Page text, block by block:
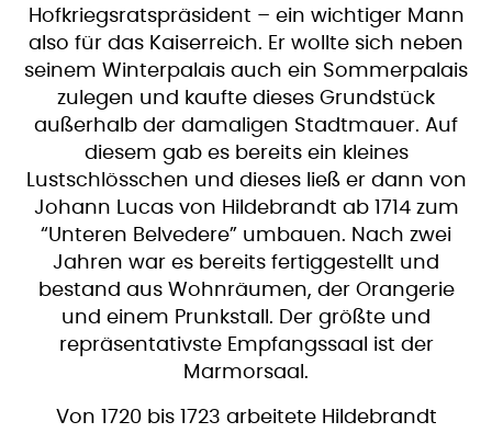
Hofkriegsratspräsident – ein wichtiger Mann
also für das Kaiserreich. Er wollte sich neben
seinem Winterpalais auch ein Sommerpalais
zulegen und kaufte dieses Grundstück
außerhalb der damaligen Stadtmauer. Auf
diesem gab es bereits ein kleines
Lustschlösschen und dieses ließ er dann von
Johann Lucas von Hildebrandt ab 1714 zum
“Unteren Belvedere” umbauen. Nach zwei
Jahren war es bereits fertiggestellt und
bestand aus Wohnräumen, der Orangerie
und einem Prunkstall. Der größte und
repräsentativste Empfangssaal ist der
Marmorsaal.
Von 1720 bis 1723 arbeitete Hildebrandt